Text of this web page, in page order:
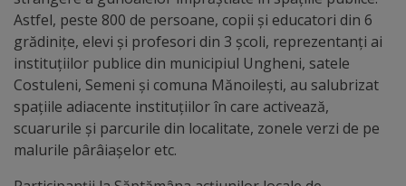
Sculpturi
(harta
sculpturilor)
Monumente
arhitecturale
Astfel, peste 800 de persoane, copii și educatori din 6
grădinițe, elevi și profesori din 3 școli, reprezentanți ai
instituțiilor publice din municipiul Ungheni, satele
Costuleni, Semeni și comuna Mănoilești, au salubrizat
spațiile adiacente instituțiilor în care activează,
scuarurile și parcurile din localitate, zonele verzi de pe
malurile pârâiașelor etc.